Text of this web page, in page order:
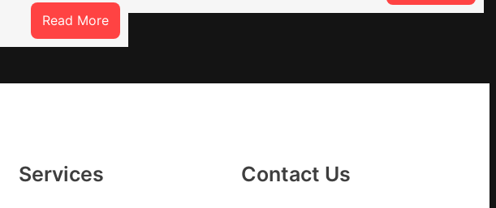
Read More:
焦
OSDER
噴
動
Services Contact Us